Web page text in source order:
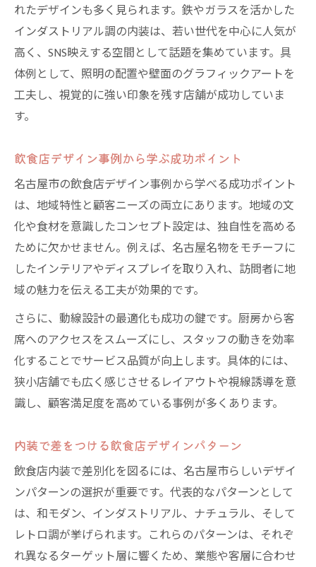
れたデザインも多く見られます。鉄やガラスを活かした
インダストリアル調の内装は、若い世代を中心に人気が
高く、SNS映えする空間として話題を集めています。具
体例として、照明の配置や壁面のグラフィックアートを
工夫し、視覚的に強い印象を残す店舗が成功していま
す。
飲食店デザイン事例から学ぶ成功ポイント
名古屋市の飲食店デザイン事例から学べる成功ポイント
は、地域特性と顧客ニーズの両立にあります。地域の文
化や食材を意識したコンセプト設定は、独自性を高める
ために欠かせません。例えば、名古屋名物をモチーフに
したインテリアやディスプレイを取り入れ、訪問者に地
域の魅力を伝える工夫が効果的です。
さらに、動線設計の最適化も成功の鍵です。厨房から客
席へのアクセスをスムーズにし、スタッフの動きを効率
化することでサービス品質が向上します。具体的には、
狭小店舗でも広く感じさせるレイアウトや視線誘導を意
識し、顧客満足度を高めている事例が多くあります。
内装で差をつける飲食店デザインパターン
飲食店内装で差別化を図るには、名古屋市らしいデザイ
ンパターンの選択が重要です。代表的なパターンとして
は、和モダン、インダストリアル、ナチュラル、そして
レトロ調が挙げられます。これらのパターンは、それぞ
れ異なるターゲット層に響くため、業態や客層に合わせ